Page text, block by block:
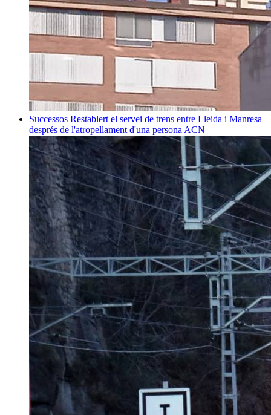
Successos Restablert el servei de trens entre Lleida i Manresa
després de l'atropellament d'una persona ACN